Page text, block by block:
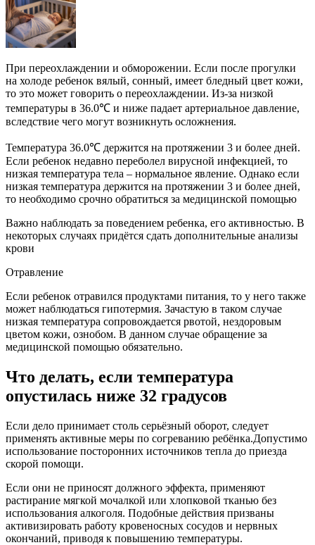
При переохлаждении и обморожении. Если после прогулки
на холоде ребенок вялый, сонный, имеет бледный цвет кожи,
то это может говорить о переохлаждении. Из-за низкой
температуры в 36.0℃ и ниже падает артериальное давление,
вследствие чего могут возникнуть осложнения.
Температура 36.0℃ держится на протяжении 3 и более дней.
Если ребенок недавно переболел вирусной инфекцией, то
низкая температура тела – нормальное явление. Однако если
низкая температура держится на протяжении 3 и более дней,
то необходимо срочно обратиться за медицинской помощью
Важно наблюдать за поведением ребенка, его активностью. В
некоторых случаях придётся сдать дополнительные анализы
крови
Отравление
Если ребенок отравился продуктами питания, то у него также
может наблюдаться гипотермия. Зачастую в таком случае
низкая температура сопровождается рвотой, нездоровым
цветом кожи, ознобом. В данном случае обращение за
медицинской помощью обязательно.
Что делать, если температура
опустилась ниже 32 градусов
Если дело принимает столь серьёзный оборот, следует
применять активные меры по согреванию ребёнка.Допустимо
использование посторонних источников тепла до приезда
скорой помощи.
Если они не приносят должного эффекта, применяют
растирание мягкой мочалкой или хлопковой тканью без
использования алкоголя. Подобные действия призваны
активизировать работу кровеносных сосудов и нервных
окончаний, приводя к повышению температуры.